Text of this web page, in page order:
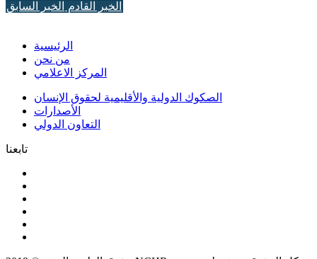
الخبر القادم الخبر السابق
الرئيسية
من نحن
المركز الاعلامي
الصكوك الدولية والأقليمية لحقوق الإنسان
الأصدارات
التعاون الدولي
تابعنا